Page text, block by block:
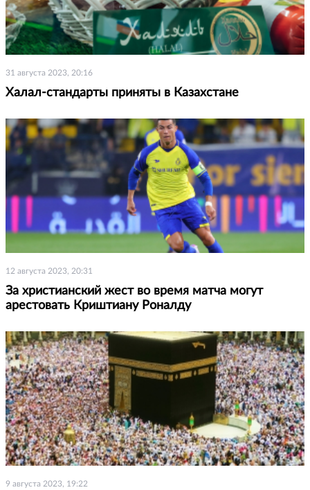
31 августа 2023, 20:16
Халал-стандарты приняты в Казахстане
12 августа 2023, 20:31
За христианский жест во время матча могут
арестовать Криштиану Роналду
9 августа 2023, 19:22